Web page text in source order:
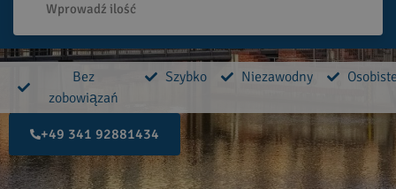
Bez
zobowiązań
Szybko Niezawodny
+49 341 92881434